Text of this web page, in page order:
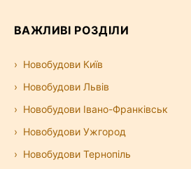
ВАЖЛИВІ РОЗДІЛИ
Новобудови Київ
Новобудови Львів
Новобудови Івано-Франківськ
Новобудови Ужгород
Новобудови Тернопіль